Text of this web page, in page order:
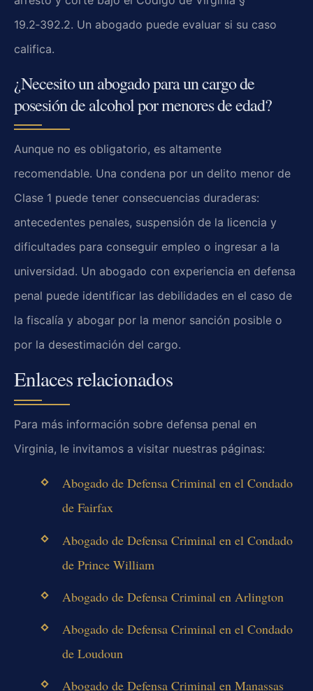
19.2‑392.2. Un abogado puede evaluar si su caso
califica.
¿Necesito un abogado para un cargo de
posesión de alcohol por menores de edad?
Aunque no es obligatorio, es altamente
recomendable. Una condena por un delito menor de
Clase 1 puede tener consecuencias duraderas:
antecedentes penales, suspensión de la licencia y
dificultades para conseguir empleo o ingresar a la
universidad. Un abogado con experiencia en defensa
penal puede identificar las debilidades en el caso de
la fiscalía y abogar por la menor sanción posible o
por la desestimación del cargo.
Enlaces relacionados
Para más información sobre defensa penal en
Virginia, le invitamos a visitar nuestras páginas:
Abogado de Defensa Criminal en el Condado
de Fairfax
Abogado de Defensa Criminal en el Condado
de Prince William
Abogado de Defensa Criminal en Arlington
Abogado de Defensa Criminal en el Condado
de Loudoun
Abogado de Defensa Criminal en Manassas